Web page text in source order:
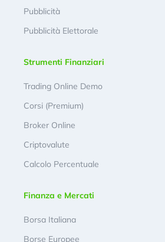
Pubblicità
Pubblicità Elettorale
Strumenti Finanziari
Trading Online Demo
Corsi (Premium)
Broker Online
Criptovalute
Calcolo Percentuale
Finanza e Mercati
Borsa Italiana
Borse Europee